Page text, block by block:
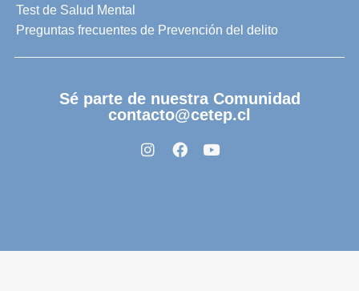
Test de Salud Mental
Preguntas frecuentes de Prevención del delito
Sé parte de nuestra Comunidad
contacto@cetep.cl